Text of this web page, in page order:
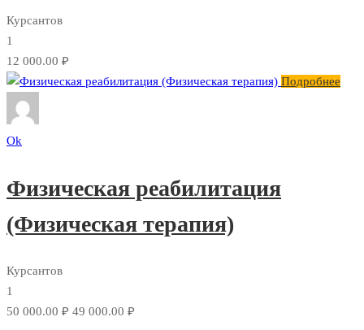
Курсантов
1
12 000.00 ₽
Подробнее
Ok
Физическая реабилитация
(Физическая терапия)
Курсантов
1
50 000.00 ₽ 49 000.00 ₽